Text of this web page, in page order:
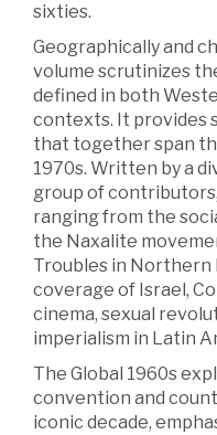
sixties.
Geographically and
volume scrutinizes
defined in both
contexts. It provides
that together span
1970s. Written by a
group of
ranging from the
the Naxalite
Troubles in Northern
coverage of Israel,
cinema, sexual
imperialism in Latin
The Global 1960s
convention and
iconic decade,